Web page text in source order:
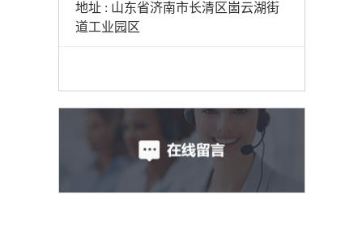
地址 : 山东省济南市长清区崮云湖街
道工业园区